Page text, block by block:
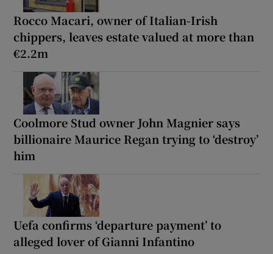
Rocco Macari, owner of Italian-Irish
chippers, leaves estate valued at more than
€2.2m
Coolmore Stud owner John Magnier says
billionaire Maurice Regan trying to ‘destroy’
him
Uefa confirms ‘departure payment’ to
alleged lover of Gianni Infantino